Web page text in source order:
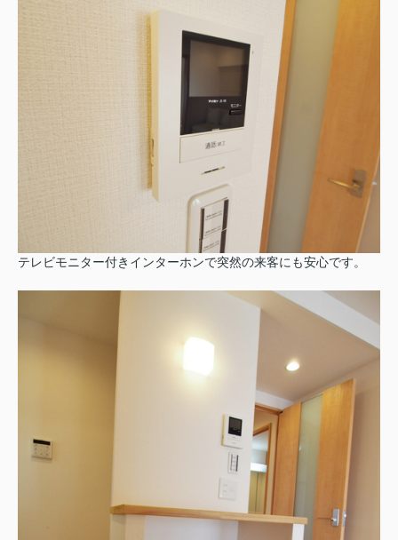
テレビモニター付きインターホンで突然の来客にも安心です。